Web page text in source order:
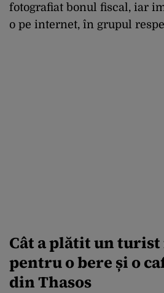
fotografiat bonul fiscal, iar
o pe internet, în grupul
Cât a plătit un
pentru o bere și o
din Thasos